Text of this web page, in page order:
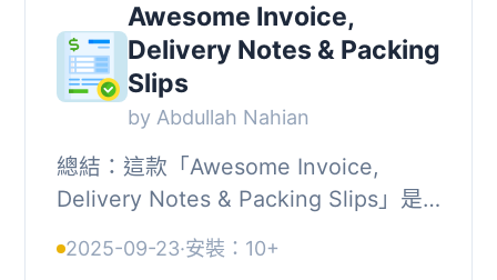
Awesome Invoice,
Delivery Notes & Packing
Slips
by Abdullah Nahian
總結：這款「Awesome Invoice,
Delivery Notes & Packing Slips」是
式，可以免費取得。此外掛讓商家能夠
2025-09-23·安裝：10+